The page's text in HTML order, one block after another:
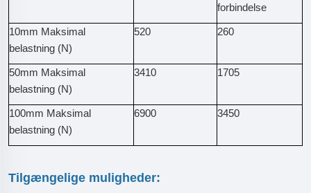
forbindelse
10mm Maksimal
belastning (N)
520 260
50mm Maksimal
belastning (N)
3410 1705
100mm Maksimal
belastning (N)
6900 3450
Tilgængelige muligheder: